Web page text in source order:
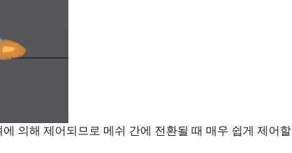
에 의해 제어되므로 메쉬 간에 전환될 때 매우 쉽게 제어할